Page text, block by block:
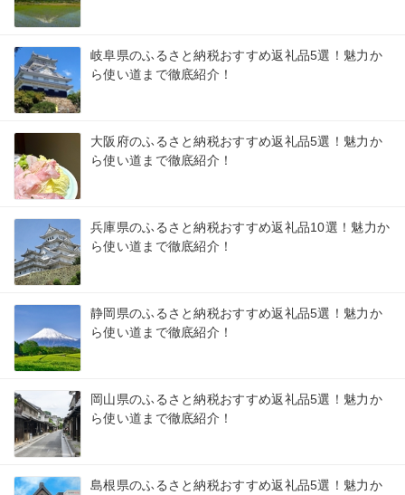
岐阜県のふるさと納税おすすめ返礼品5選！魅力か
ら使い道まで徹底紹介！
大阪府のふるさと納税おすすめ返礼品5選！魅力か
ら使い道まで徹底紹介！
兵庫県のふるさと納税おすすめ返礼品10選！魅力か
ら使い道まで徹底紹介！
静岡県のふるさと納税おすすめ返礼品5選！魅力か
ら使い道まで徹底紹介！
岡山県のふるさと納税おすすめ返礼品5選！魅力か
ら使い道まで徹底紹介！
島根県のふるさと納税おすすめ返礼品5選！魅力か